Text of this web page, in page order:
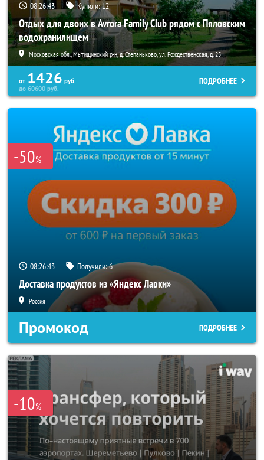
08:26:40 Купили:12
Отдых для двоих в Avrora Family Club рядом с Пяловским
водохранилищем
Московская обл., Мытищинский р-н, д. Степаньково, ул. Рождественская, д. 25
от 1426 руб.
до60600руб.
ПОДРОБНЕЕ
-50%
08:26:40 Получили:6
Доставка продуктов из «Яндекс Лавки»
Россия
Промокод ПОДРОБНЕЕ
-10%